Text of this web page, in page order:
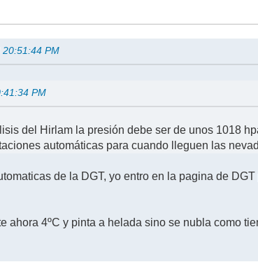
PM
PM
del Hirlam la presión debe ser de unos 1018
automáticas para cuando lleguen las
de la DGT, yo entro en la pagina de
ahora 4ºC y pinta a helada sino se nubla como